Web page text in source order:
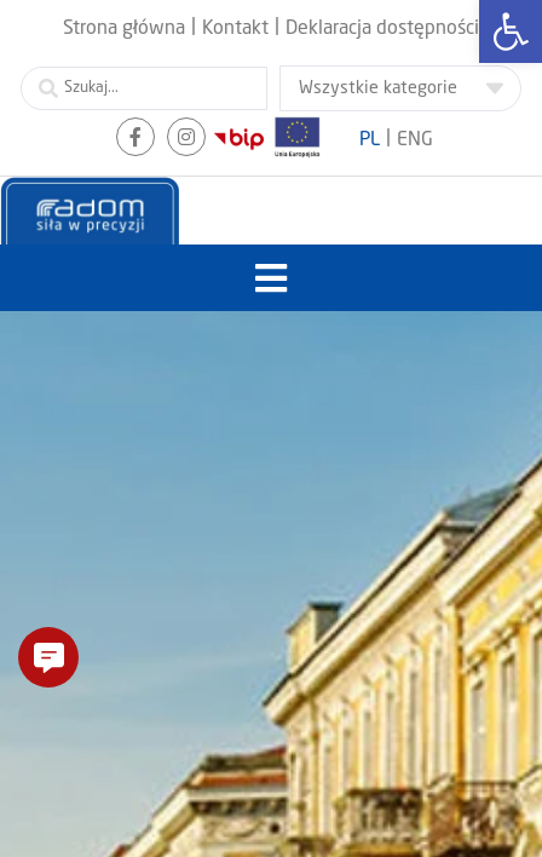
Strona główna Kontakt Deklaracja dostępności
PL ENG